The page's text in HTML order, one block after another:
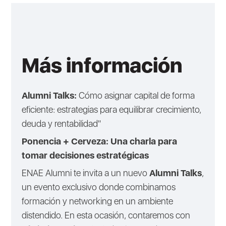
Más información
Alumni Talks: Cómo asignar capital de forma
eficiente: estrategias para equilibrar crecimiento,
deuda y rentabilidad"
Ponencia + Cerveza: Una charla para
tomar decisiones estratégicas
ENAE Alumni te invita a un nuevo Alumni Talks,
un evento exclusivo donde combinamos
formación y networking en un ambiente
distendido. En esta ocasión, contaremos con